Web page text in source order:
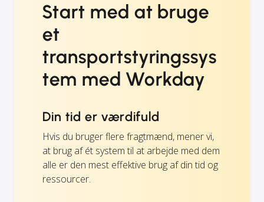
Start med at bruge
et
transportstyringssys
tem med Workday
Din tid er værdifuld
Hvis du bruger flere fragtmænd, mener vi,
at brug af ét system til at arbejde med dem
alle er den mest effektive brug af din tid og
ressourcer.